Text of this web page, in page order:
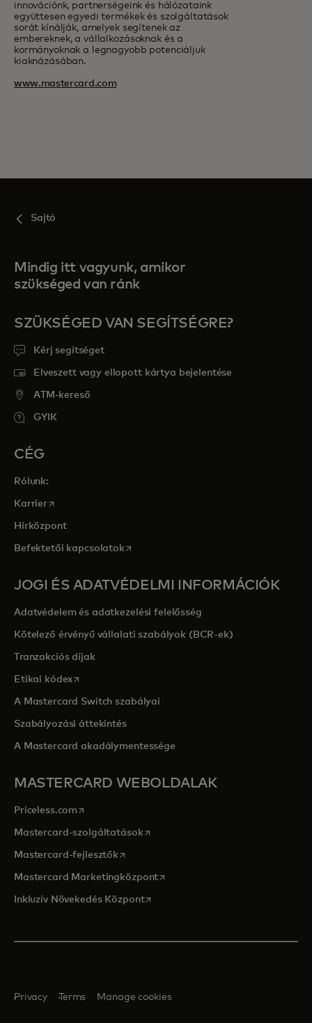
innovációnk, partnerségeink és hálózataink
együttesen egyedi termékek és szolgáltatások
sorát kínálják, amelyek segítenek az
embereknek, a vállalkozásoknak és a
kormányoknak a legnagyobb potenciáljuk
kiaknázásában.
www.mastercard.com
Sajtó
Mindig itt vagyunk, amikor
szükséged van ránk
SZÜKSÉGED VAN SEGÍTSÉGRE?
Kérj segítséget
Elveszett vagy ellopott kártya bejelentése
ATM-kereső
GYIK
CÉG
Rólunk:
Karrieropens in a new tab
Hírközpont
Befektetői kapcsolatokopens in a new tab
JOGI ÉS ADATVÉDELMI INFORMÁCIÓK
Adatvédelem és adatkezelési felelősség
Kötelező érvényű vállalati szabályok (BCR-ek)
Tranzakciós díjak
Etikai kódexopens in a new tab
A Mastercard Switch szabályai
Szabályozási áttekintés
A Mastercard akadálymentessége
MASTERCARD WEBOLDALAK
Priceless.com opens in a new tab
Mastercard-szolgáltatásokopens in a new tab
Mastercard-fejlesztők opens in a new tab
Mastercard Marketingközpontopens in a new tab
Inkluzív Növekedés Központopens in a new tab
Privacy Terms Manage cookies